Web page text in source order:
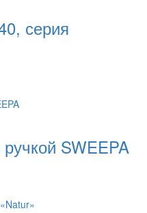
серия
SWEEPA